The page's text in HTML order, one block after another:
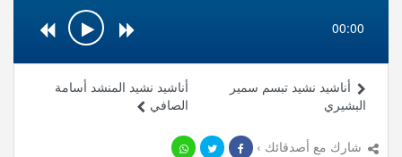
00:00
أناشيد نشيد المنشد أسامة
الصافي
أناشيد نشيد تبسم سمير
البشيري
شارك مع أصدقائك ›